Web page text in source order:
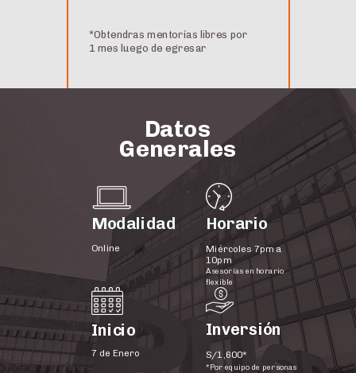
*Obtendras mentorías libres por
1 mes luego de egresar
Miércoles 7pm a
10pm
Asesorías en horario
flexible
Horario
Modalidad
Online
Inicio
7 de Enero
Inversión
S/1,600*
*Por equipo de personas
Datos
Generales